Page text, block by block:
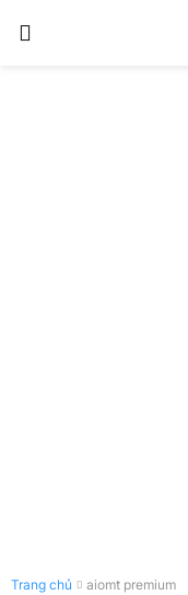
Trang chủ aiomt premium